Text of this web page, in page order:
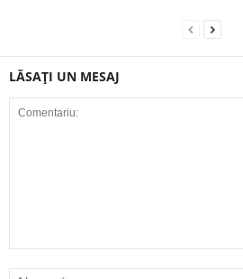
LĂSAȚI UN MESAJ